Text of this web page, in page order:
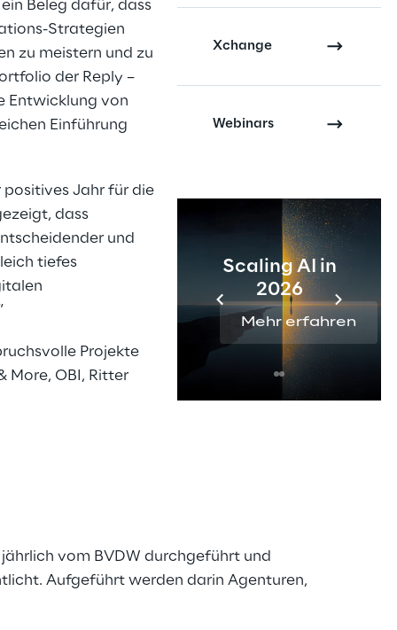
Xchange
Webinars
Scaling AI in
2026
Mehr erfahren
Beleg dafür, dass
Strategien
zu meistern und zu
der Reply –
Entwicklung von
Einführung
positives Jahr für die
dass
und
tiefes
Projekte
More, OBI, Ritter
vom BVDW durchgeführt und
Aufgeführt werden darin Agenturen,